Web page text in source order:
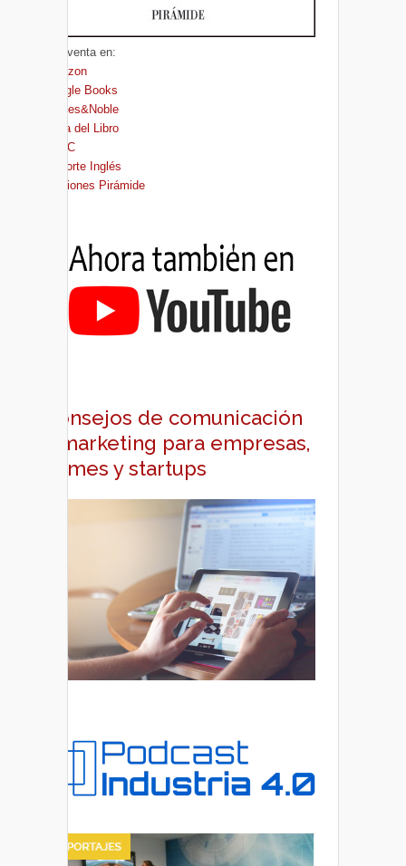
A la venta en:
Amazon
Google Books
Barnes&Noble
Casa del Libro
FNAC
El Corte Inglés
Ediciones Pirámide
Consejos de comunicación
y marketing para empresas,
pymes y startups